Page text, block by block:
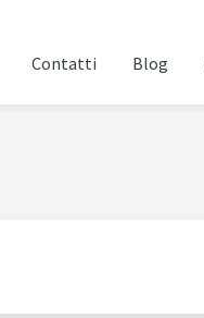
Contatti Blog